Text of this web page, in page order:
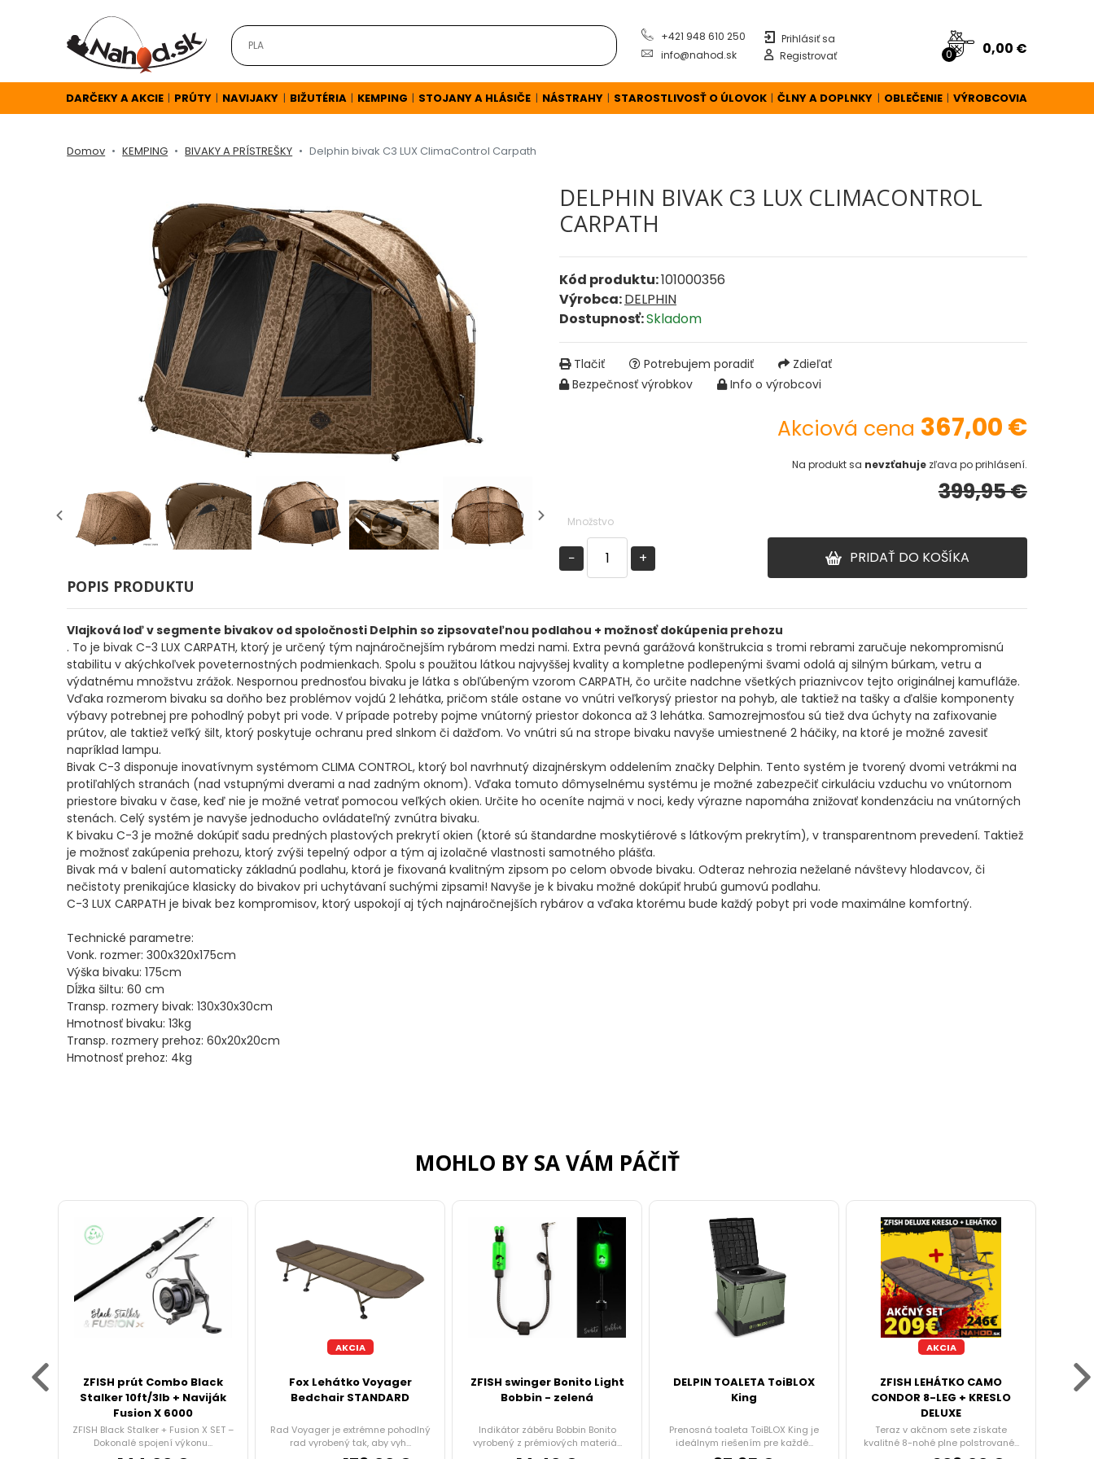
+421 948 610 250
info@nahod.sk
Prihlásiť sa
Registrovať
0 0,00 €
DARČEKY A AKCIE | PRÚTY | NAVIJAKY | BIŽUTÉRIA | KEMPING | STOJANY A HLÁSIČE | NÁSTRAHY | STAROSTLIVOSŤ O ÚLOVOK | ČLNY A DOPLNKY | OBLEČENIE | VÝROBCOVIA
Domov KEMPING BIVAKY A PRÍSTREŠKY Delphin bivak C3 LUX ClimaControl Carpath
DELPHIN BIVAK C3 LUX CLIMACONTROL
CARPATH
Kód produktu:101000356
Výrobca:DELPHIN
Dostupnosť:Skladom
Tlačiť Potrebujem poradiť
Zdieľať
Bezpečnosť výrobkov
Info o výrobcovi
Akciová cena 367,00€
Na produkt sa nevzťahujezľava po prihlásení.
399,95 €
Množstvo
− + PRIDAŤ DO KOŠÍKA
POPIS PRODUKTU
Vlajková loď v segmente bivakov od spoločnosti Delphin so zipsovateľnou podlahou + možnosť dokúpenia prehozu
. To je bivak C-3 LUX CARPATH, ktorý je určený tým najnáročnejším rybárom medzi nami. Extra pevná garážová konštrukcia s tromi rebrami zaručuje nekompromisnú
stabilitu v akýchkoľvek poveternostných podmienkach. Spolu s použitou látkou najvyššej kvality a kompletne podlepenými švami odolá aj silným búrkam, vetru a
výdatnému množstvu zrážok. Nespornou prednosťou bivaku je látka s obľúbeným vzorom CARPATH, čo určite nadchne všetkých priaznivcov tejto originálnej kamufláže.
Vďaka rozmerom bivaku sa doňho bez problémov vojdú 2 lehátka, pričom stále ostane vo vnútri veľkorysý priestor na pohyb, ale taktiež na tašky a ďalšie komponenty
výbavy potrebnej pre pohodlný pobyt pri vode. V prípade potreby pojme vnútorný priestor dokonca až 3 lehátka. Samozrejmosťou sú tiež dva úchyty na zafixovanie
prútov, ale taktiež veľký šilt, ktorý poskytuje ochranu pred slnkom či dažďom. Vo vnútri sú na strope bivaku navyše umiestnené 2 háčiky, na ktoré je možné zavesiť
napríklad lampu.
Bivak C-3 disponuje inovatívnym systémom CLIMA CONTROL, ktorý bol navrhnutý dizajnérskym oddelením značky Delphin. Tento systém je tvorený dvomi vetrákmi na
protiľahlých stranách (nad vstupnými dverami a nad zadným oknom). Vďaka tomuto dômyselnému systému je možné zabezpečiť cirkuláciu vzduchu vo vnútornom
priestore bivaku v čase, keď nie je možné vetrať pomocou veľkých okien. Určite ho oceníte najmä v noci, kedy výrazne napomáha znižovať kondenzáciu na vnútorných
stenách. Celý systém je navyše jednoducho ovládateľný zvnútra bivaku.
K bivaku C-3 je možné dokúpiť sadu predných plastových prekrytí okien (ktoré sú štandardne moskytiérové s látkovým prekrytím), v transparentnom prevedení. Taktiež
je možnosť zakúpenia prehozu, ktorý zvýši tepelný odpor a tým aj izolačné vlastnosti samotného plášťa.
Bivak má v balení automaticky základnú podlahu, ktorá je fixovaná kvalitným zipsom po celom obvode bivaku. Odteraz nehrozia neželané návštevy hlodavcov, či
nečistoty prenikajúce klasicky do bivakov pri uchytávaní suchými zipsami! Navyše je k bivaku možné dokúpiť hrubú gumovú podlahu.
C-3 LUX CARPATH je bivak bez kompromisov, ktorý uspokojí aj tých najnáročnejších rybárov a vďaka ktorému bude každý pobyt pri vode maximálne komfortný.
Technické parametre:
Vonk. rozmer: 300x320x175cm
Výška bivaku: 175cm
Dĺžka šiltu: 60 cm
Transp. rozmery bivak: 130x30x30cm
Hmotnosť bivaku: 13kg
Transp. rozmery prehoz: 60x20x20cm
Hmotnosť prehoz: 4kg
MOHLO BY SA VÁM PÁČIŤ
ZFISH prút Combo Black
Stalker 10ft/3lb + Naviják
Fusion X 6000
ZFISH Black Stalker + Fusion X SET –
Dokonalé spojení výkonu...
AKCIA
Fox Lehátko Voyager
Bedchair STANDARD
Rad Voyager je extrémne pohodlný
rad vyrobený tak, aby vyh...
ZFISH swinger Bonito Light
Bobbin - zelená
Indikátor záběru Bobbin Bonito
vyrobený z prémiových materiá...
DELPIN TOALETA ToiBLOX
King
Prenosná toaleta ToiBLOX King je
ideálnym riešením pre každé...
AKCIA
ZFISH LEHÁTKO CAMO
CONDOR 8-LEG + KRESLO
DELUXE
Teraz v akčnom sete získate
kvalitné 8-nohé plne polstrované...
A
AKCIOVÝ
KAPROVÉ
TELESKOPICKÉ
SUMCOVÉ
PRÍVLAČOVÉ
MARKEROVACIE
MATCHOVÉ
BOLOGNESOVÉ